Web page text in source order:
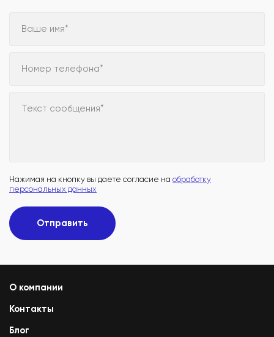
Ваше имя*
Номер телефона*
Текст сообщения*
Нажимая на кнопку вы даете согласие на обработку
персональных данных
Отправить
О компании
Контакты
Блог